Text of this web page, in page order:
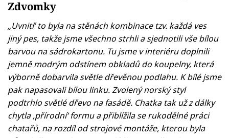
Zdvomky
„Uvnitř to byla na stěnách kombinace tzv. každá ves
jiný pes, takže jsme všechno strhli a sjednotili vše bílou
barvou na sádrokartonu. Tu jsme v interiéru doplnili
jemně modrým odstínem obkladů do koupelny, která
výborně dobarvila světle dřevěnou podlahu. K bílé jsme
pak napasovali bílou linku. Zvolený norský styl
podtrhlo světlé dřevo na fasádě. Chatka tak už z dálky
chytla ,přírodní‘ formu a přiblížila se rukodělné práci
chatařů, na rozdíl od strojové montáže, kterou byla